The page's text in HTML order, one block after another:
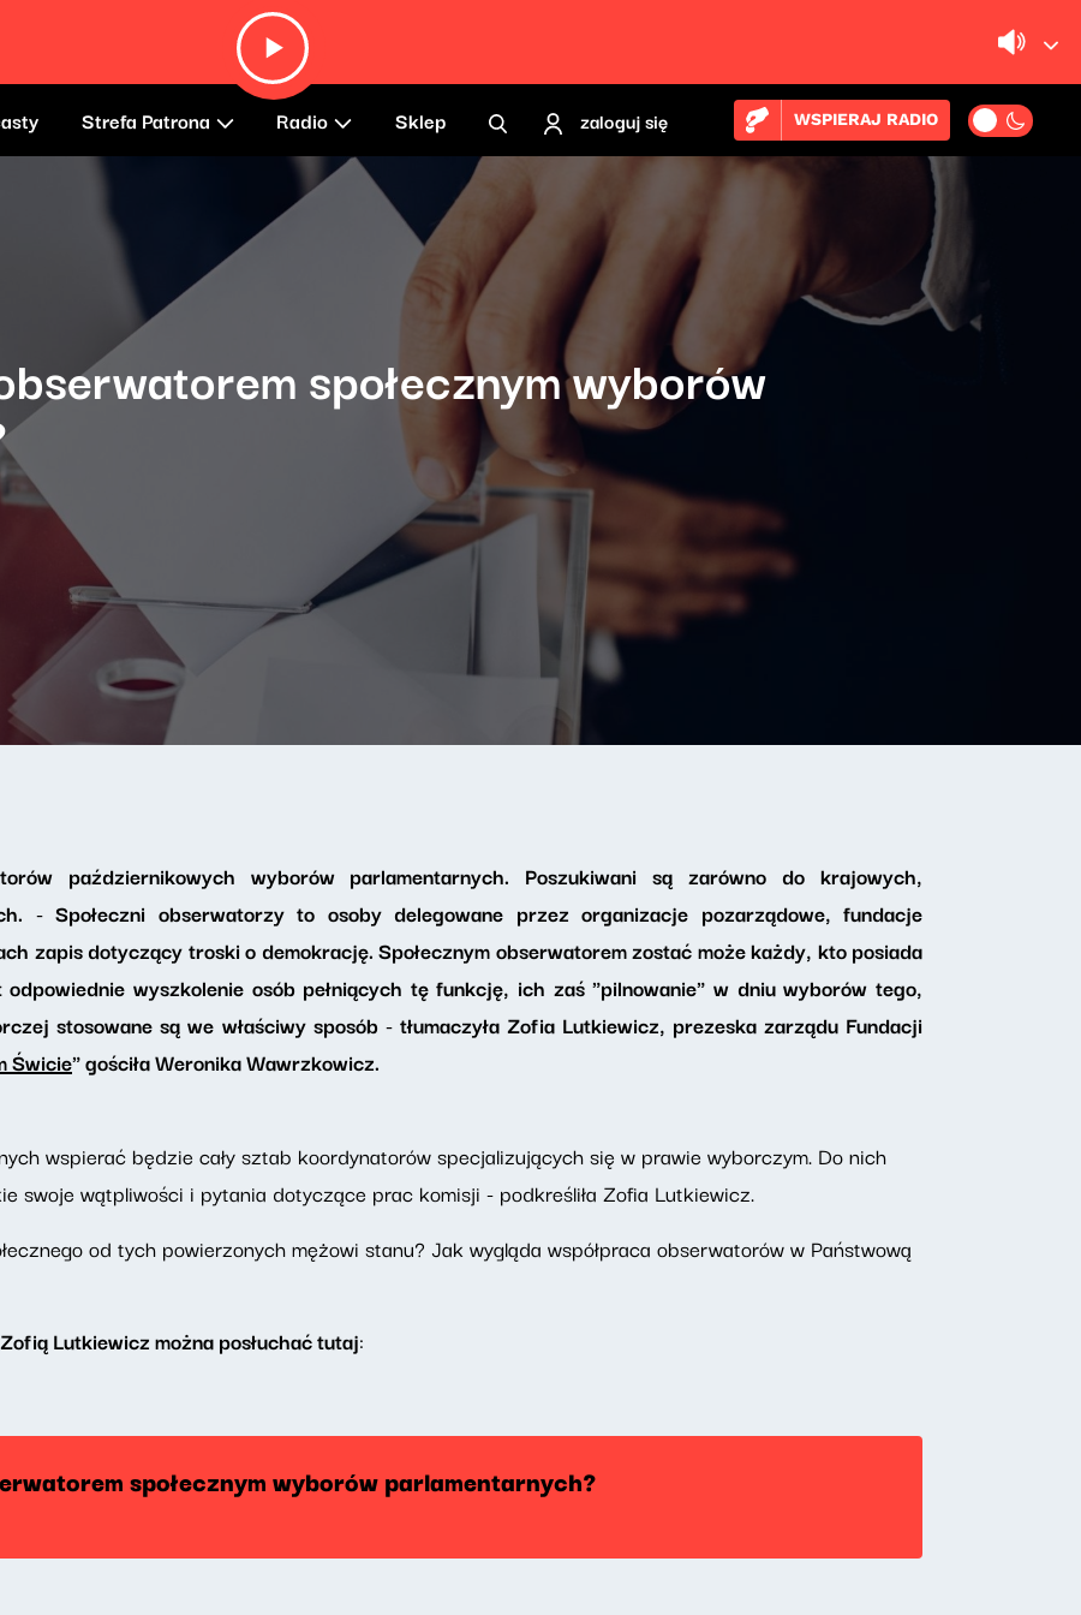
Strefa Patrona Radio Sklep zaloguj się WSPIERAJ RADIO
społecznym wyborów
październikowych wyborów parlamentarnych. Poszukiwani są zarówno do krajowych,
- Społeczni obserwatorzy to osoby delegowane przez organizacje pozarządowe, fundacje
zapis dotyczący troski o demokrację. Społecznym obserwatorem zostać może każdy, kto posiada
wyszkolenie osób pełniących tę funkcję, ich zaś "pilnowanie" w dniu wyborów tego,
stosowane są we właściwy sposób - tłumaczyła Zofia Lutkiewicz, prezeska zarządu Fundacji
Świcie" gościła Weronika Wawrzkowicz.
wspierać będzie cały sztab koordynatorów specjalizujących się w prawie wyborczym. Do nich
swoje wątpliwości i pytania dotyczące prac komisji - podkreśliła Zofia Lutkiewicz.
od tych powierzonych mężowi stanu? Jak wygląda współpraca obserwatorów w Państwową
Lutkiewicz można posłuchać tutaj:
społecznym wyborów parlamentarnych?